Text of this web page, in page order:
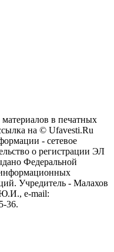
в печатных
на © Ufavesti.Ru
- сетевое
о регистрации ЭЛ
Федеральной
Учредитель - Малахов
e-mail:
36.